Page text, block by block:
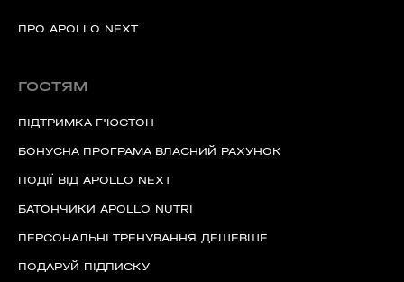
ПРО APOLLO NEXT
ГОСТЯМ
ПІДТРИМКА Г'ЮСТОН
БОНУСНА ПРОГРАМА ВЛАСНИЙ РАХУНОК
ПОДІЇ ВІД APOLLO NEXT
БАТОНЧИКИ APOLLO NUTRI
ПЕРСОНАЛЬНІ ТРЕНУВАННЯ ДЕШЕВШЕ
ПОДАРУЙ ПІДПИСКУ